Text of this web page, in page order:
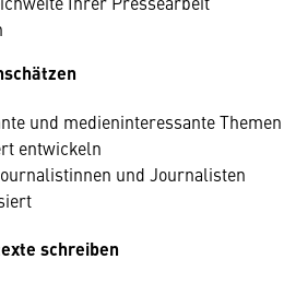
und medieninteressante Themen
entwickeln
und Journalisten
schreiben